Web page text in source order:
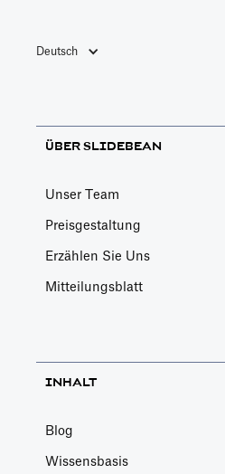
Deutsch
ÜBER SLIDEBEAN
Unser Team
Preisgestaltung
Erzählen Sie Uns
Mitteilungsblatt
INHALT
Blog
Wissensbasis